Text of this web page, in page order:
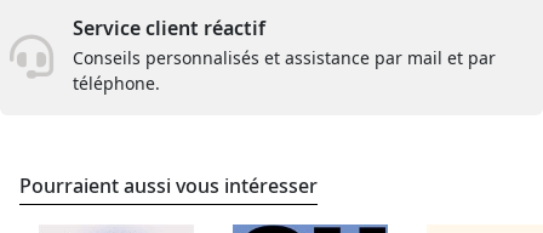
Service client réactif
Conseils personnalisés et assistance par mail et par
téléphone.
Pourraient aussi vous intéresser